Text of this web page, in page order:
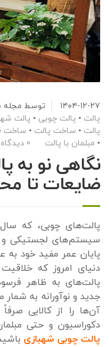
۱۴۰۴-۱۲-۲۷ توسط مجله
پالت • پالت چوبی • پالت
پالت • ساخت پالت • ساخت
• مبلمان با پالت 0 دیدگاه
نگاهی نو به
ضایعات تا
پالت‌های چوبی، که
سیستم‌های لجستیکی و
پایان عمر مفید خود به
دنیای امروز که
پالت‌های به ظاهر
جدید و نوآورانه به
آن‌ها را از کالایی
دکوراسیون و حتی
پالت چوبی شهبازی